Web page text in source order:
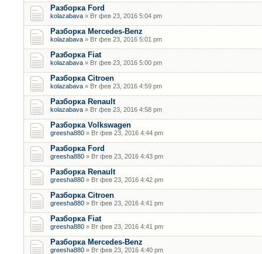
Разборка Ford
kolazabava » Вт фев 23, 2016 5:04 pm
Разборка Mercedes-Benz
kolazabava » Вт фев 23, 2016 5:01 pm
Разборка Fiat
kolazabava » Вт фев 23, 2016 5:00 pm
Разборка Citroen
kolazabava » Вт фев 23, 2016 4:59 pm
Разборка Renault
kolazabava » Вт фев 23, 2016 4:58 pm
Разборка Volkswagen
greesha880 » Вт фев 23, 2016 4:44 pm
Разборка Ford
greesha880 » Вт фев 23, 2016 4:43 pm
Разборка Renault
greesha880 » Вт фев 23, 2016 4:42 pm
Разборка Citroen
greesha880 » Вт фев 23, 2016 4:41 pm
Разборка Fiat
greesha880 » Вт фев 23, 2016 4:41 pm
Разборка Mercedes-Benz
greesha880 » Вт фев 23, 2016 4:40 pm